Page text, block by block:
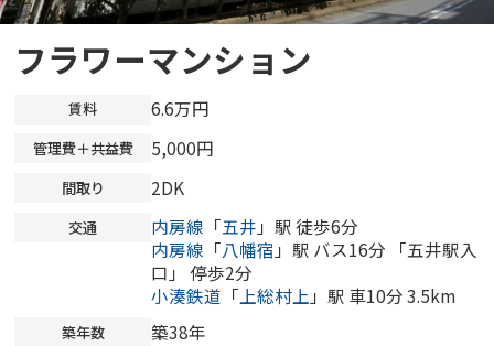
フラワーマンション
賃料 6.6万円
管理費＋共益費 5,000円
間取り 2DK
交通 内房線 「五井 」駅 徒歩6分
内房線 「八幡宿 」駅 バス16分 「五井駅入
口」 停歩2分
小湊鉄道 「上総村上 」駅 車10分 3.5km
築年数 築38年